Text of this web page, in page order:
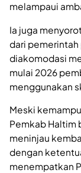
melampaui
Ia juga
dari pemerintah
diakomodasi
mulai 2026
menggunakan
Meski
Pemkab Haltim
meninjau
dengan
menempatkan